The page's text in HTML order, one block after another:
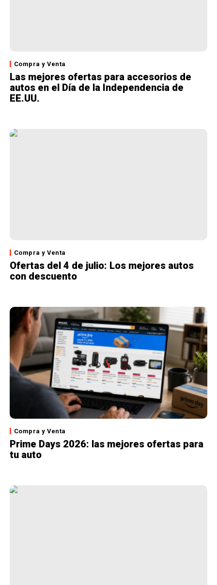
Compra y Venta
Las mejores ofertas para accesorios de
autos en el Día de la Independencia de
EE.UU.
Compra y Venta
Ofertas del 4 de julio: Los mejores autos
con descuento
Compra y Venta
Prime Days 2026: las mejores ofertas para
tu auto